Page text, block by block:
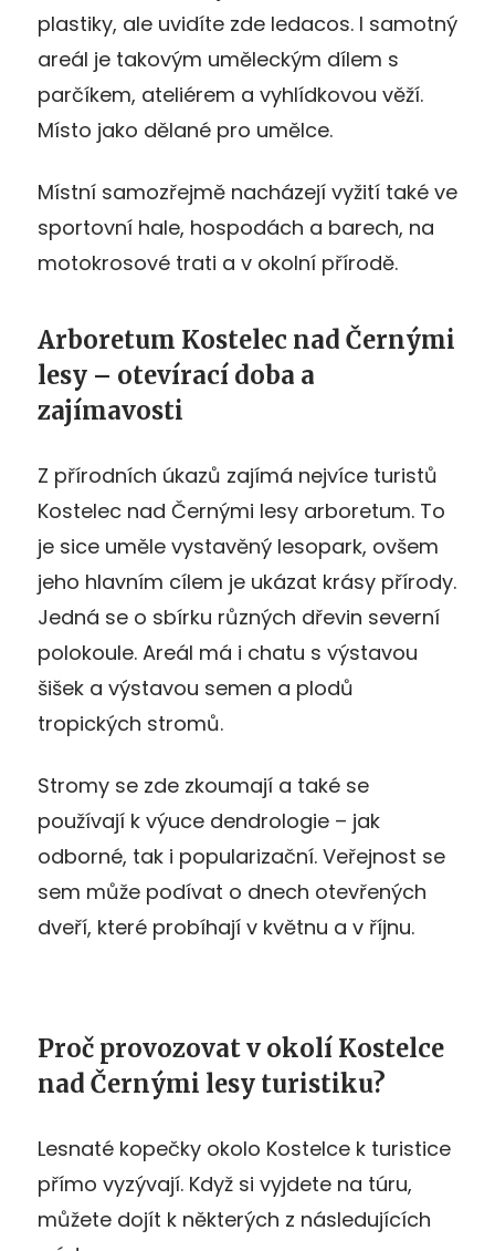
plastiky, ale uvidíte zde ledacos. I samotný
areál je takovým uměleckým dílem s
parčíkem, ateliérem a vyhlídkovou věží.
Místo jako dělané pro umělce.
Místní samozřejmě nacházejí vyžití také ve
sportovní hale, hospodách a barech, na
motokrosové trati a v okolní přírodě.
Arboretum Kostelec nad Černými
lesy – otevírací doba a
zajímavosti
Z přírodních úkazů zajímá nejvíce turistů
Kostelec nad Černými lesy arboretum. To
je sice uměle vystavěný lesopark, ovšem
jeho hlavním cílem je ukázat krásy přírody.
Jedná se o sbírku různých dřevin severní
polokoule. Areál má i chatu s výstavou
šišek a výstavou semen a plodů
tropických stromů.
Stromy se zde zkoumají a také se
používají k výuce dendrologie – jak
odborné, tak i popularizační. Veřejnost se
sem může podívat o dnech otevřených
dveří, které probíhají v květnu a v říjnu.
Proč provozovat v okolí Kostelce
nad Černými lesy turistiku?
Lesnaté kopečky okolo Kostelce k turistice
přímo vyzývají. Když si vyjdete na túru,
můžete dojít k některých z následujících